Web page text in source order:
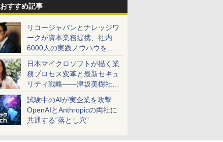
おすすめ記事
リコージャパンとナレッジワ
ークが資本業務提携、社内
6000人の実践ノウハウを生
かした「AI商談記録 for
RICOH」を展開へ
日本マイクロソフトが描く業
務プロセス変革と最新セキュ
リティ戦略――津坂美樹社長
が2027年度戦略を説明
試験中のAIが実企業を攻撃
OpenAIとAnthropicの両社に
共通する“落とし穴”